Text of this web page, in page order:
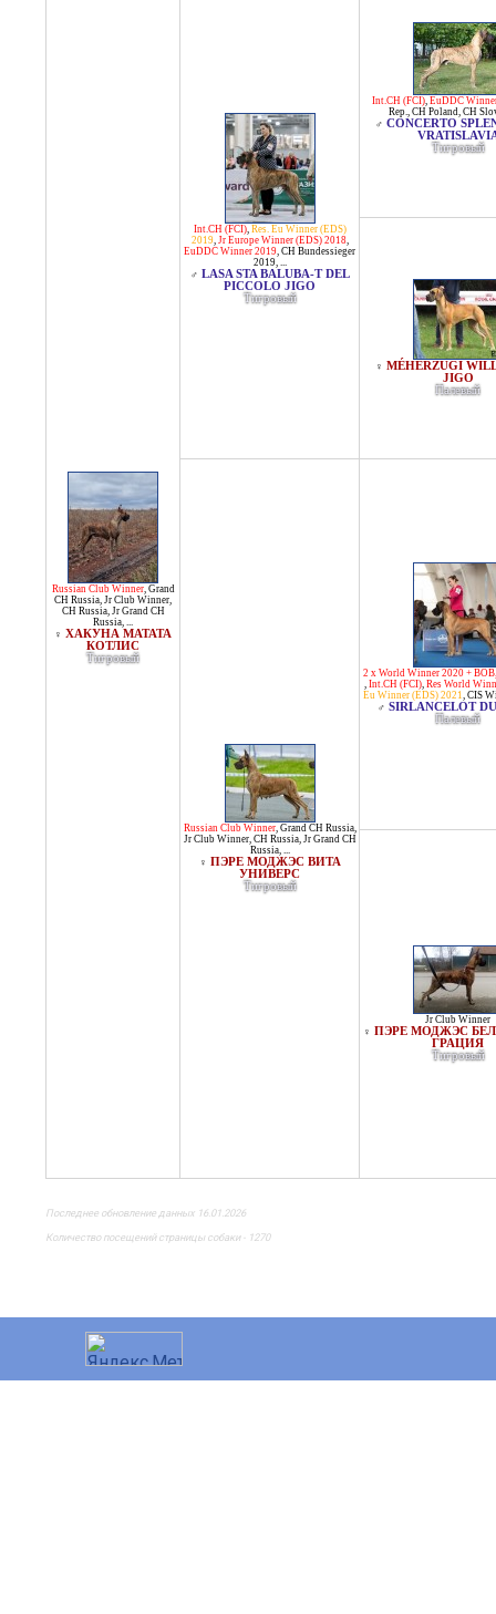
Russian Club Winner, Grand
CH Russia, Jr Club Winner,
CH Russia, Jr Grand CH
Russia, ...
♀ ХАКУНА МАТАТА
КОТЛИС
Тигровый
Int.CH (FCI), Res. Eu Winner (EDS)
2019, Jr Europe Winner (EDS) 2018,
EuDDC Winner 2019, CH Bundessieger
2019, ...
♂ LASA STA BALUBA-T DEL
PICCOLO JIGO
Тигровый
Int.CH (FCI), EuDDC
Rep., CH Poland, CH
♂ CONCERTO
Тигровый
♀ MÉHERZUGI
JIGO
Палевый
Russian Club Winner, Grand CH Russia,
Jr Club Winner, CH Russia, Jr Grand CH
Russia, ...
♀ ПЭРЕ МОДЖЭС ВИТА
УНИВЕРС
Тигровый
2 x World Winner 2020 +
, Int.CH (FCI), Res World
Eu Winner (EDS) 2021, CIS
♂ SIRLANCELOT
Палевый
Jr Club Winner
♀ ПЭРЕ МОДЖЭС
ГРАЦИЯ
Тигровый
Последнее обновление данных 16.01.2026
Количество посещений страницы собаки - 1270